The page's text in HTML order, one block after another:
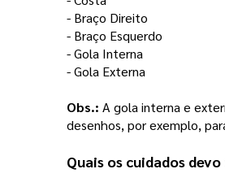
- Braço Direito
- Braço Esquerdo
- Gola Interna
- Gola Externa
Obs.: A gola interna e
desenhos, por exemplo,
Quais os cuidados